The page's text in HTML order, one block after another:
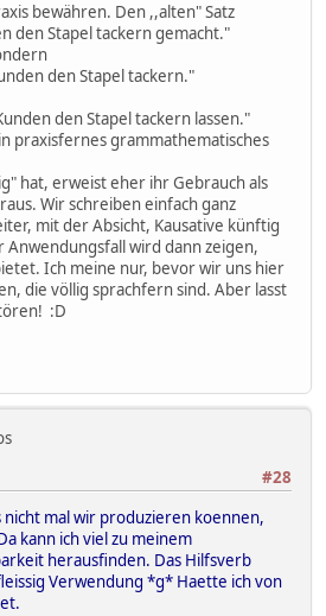
bewähren. Den ,,alten" Satz
den Stapel tackern gemacht."
den Stapel tackern."
den Stapel tackern lassen."
praxisfernes grammathematisches
hat, erweist eher ihr Gebrauch als
Wir schreiben einfach ganz
mit der Absicht, Kausative künftig
Anwendungsfall wird dann zeigen,
Ich meine nur, bevor wir uns hier
die völlig sprachfern sind. Aber lasst
:D
#28
nicht mal wir produzieren koennen,
kann ich viel zu meinem
herausfinden. Das Hilfsverb
Verwendung *g* Haette ich von